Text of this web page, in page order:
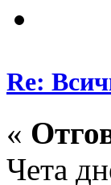
Re:
«
Чета